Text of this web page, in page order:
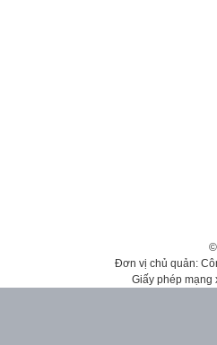
Đơn vị chủ quản:
Giấy phép mạng